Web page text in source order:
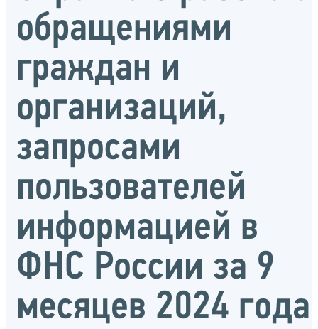
обращениями
граждан и
организаций,
запросами
пользователей
информацией в
ФНС России за 9
месяцев 2024 года